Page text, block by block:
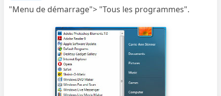
"Menu de démarrage"> "Tous les programmes".